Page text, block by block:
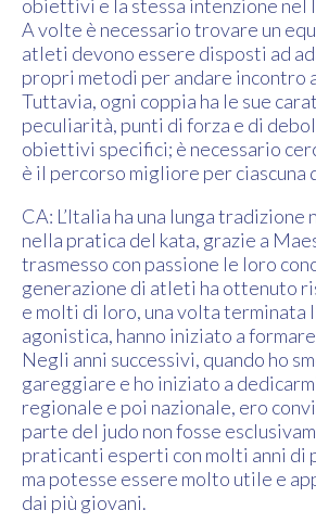
obiettivi e la stessa intenzione nel
A volte è necessario trovare un
atleti devono essere disposti ad
propri metodi per andare incontro
Tuttavia, ogni coppia ha le sue
peculiarità, punti di forza e di
obiettivi specifici; è necessario
è il percorso migliore per ciascuna
CA: L’Italia ha una lunga tradizione
nella pratica del kata, grazie a
trasmesso con passione le loro
generazione di atleti ha ottenuto
e molti di loro, una volta terminata
agonistica, hanno iniziato a
Negli anni successivi, quando ho
gareggiare e ho iniziato a
regionale e poi nazionale, ero
parte del judo non fosse
praticanti esperti con molti anni di
ma potesse essere molto utile e
dai più giovani.